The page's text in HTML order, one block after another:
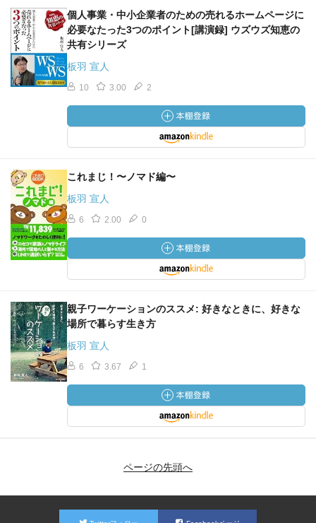
個人事業・中小企業者のための売れるホームページに
必要なたった3つのポイント[講演録] ウズウズ知恵の
共有シリーズ
板羽 宣人
10 3.00 2
これまじ！〜ノマド編〜
板羽 宣人
6 2.00 0
親子ワーケーションのススメ: 好きなときに、好きな
場所で暮らす生き方
板羽 宣人
6 3.67 1
ページの先頭へ